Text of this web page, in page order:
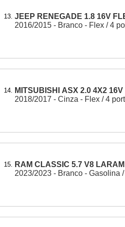
13. JEEP RENEGADE 1.8 16V
2016/2015 - Branco - Flex / 4
14. MITSUBISHI ASX 2.0 4X2
2018/2017 - Cinza - Flex / 4
15. RAM CLASSIC 5.7 V8
2023/2023 - Branco - Gasolina